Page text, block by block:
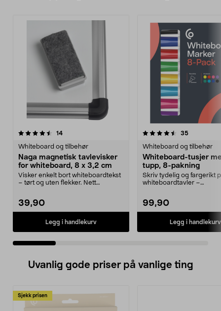
14anmeldelser
Whiteboard og tilbehør
Naga magnetisk tavlevisker
for whiteboard, 8 x 3,2 cm
Visker enkelt bort whiteboardtekst
– tørt og uten flekker. Nett
39,90
Legg i handlekurv
4.5 av 5 stjerner 35
Whiteboard og tilbehør
Whiteboard-tusjer
tupp, 8-pakning
Skriv tydelig og fargerikt
whiteboardtavler –
99,90
Legg i handlekurv
4.0 av 5 stjerner
Uvanlig gode priser på vanlige ting
Sjekk prisen